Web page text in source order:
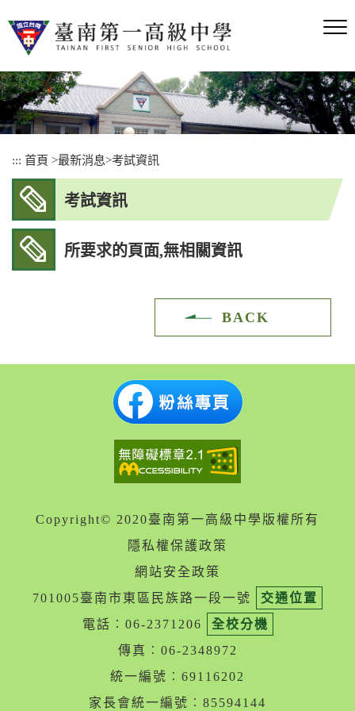
到
內
容
區
塊
::: 首頁 >最新消息>考試資訊
考試資訊
所要求的頁面,無相關資訊
BACK
Copyright© 2020臺南第一高級中學版權所有
隱私權保護政策
網站安全政策
701005臺南市東區民族路一段一號
交通位置
電話︰06-2371206
全校分機
傳真︰06-2348972
統一編號︰69116202
家長會統一編號︰85594144